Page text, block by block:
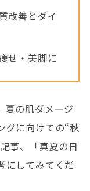
改善とダイ
せ・美脚に
夏の肌ダメージ
グに向けての“秋
事、「真夏の日
にしてみてくだ